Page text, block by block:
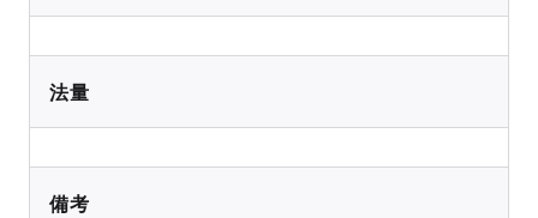
法量
備考